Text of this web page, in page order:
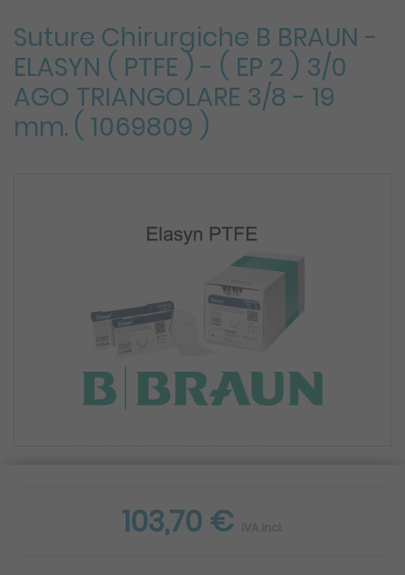
Suture Chirurgiche B BRAUN -
ELASYN ( PTFE ) - ( EP 2 ) 3/0
AGO TRIANGOLARE 3/8 - 19
mm. ( 1069809 )
103,70 €